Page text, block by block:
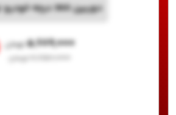
دوربین 360 درجه خودرو نویمتا
۵,۶۸۹,۰۰۰ تومان
تومان